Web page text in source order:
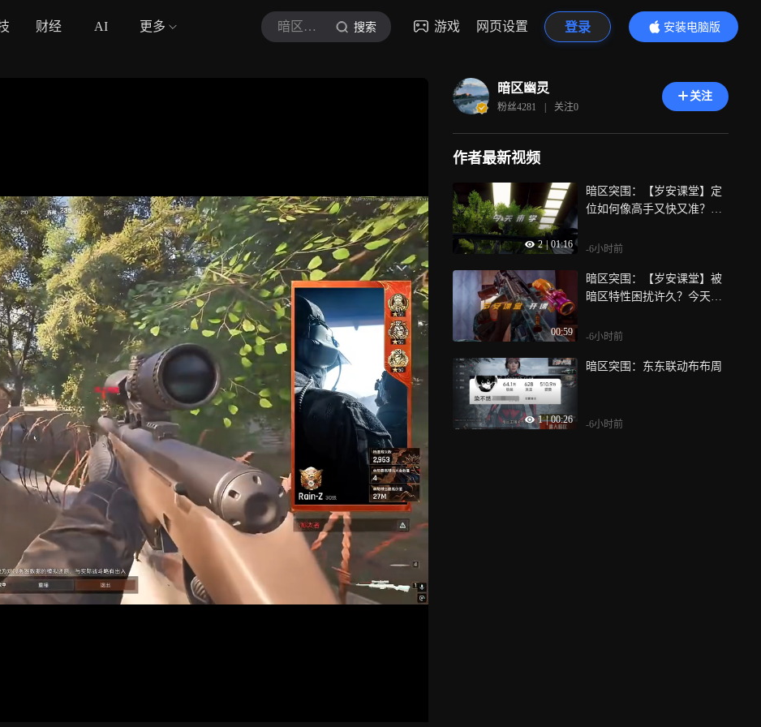
财经 AI 更多 暗区幽灵 搜索 游戏 网页设置 登录
安装电脑版
内容更精彩
暗区幽灵
粉丝4281 | 关注0
关注
作者最新视频
2 | 01:16
暗区突围：【岁安课堂】定
位如何像高手又快又准？眼
-6小时前
00:59
暗区突围：【岁安课堂】被
暗区特性困扰许久？今天教
-6小时前
1 | 00:26
暗区突围：东东联动布布周
-6小时前